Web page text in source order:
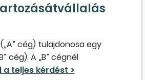
cég) tulajdonosa egy
cég). A „B” cégnél
közel 40 millió forintot fel